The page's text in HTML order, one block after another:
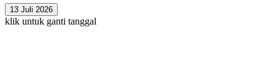
13 Juli 2026
klik untuk ganti tanggal